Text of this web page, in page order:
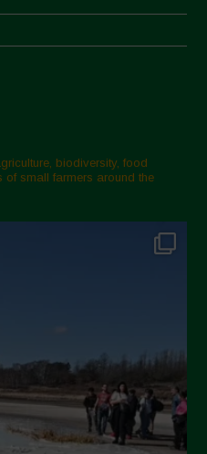
biodiversity, food
of small farmers around the